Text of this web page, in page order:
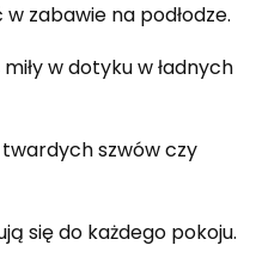
zabawie na podłodze.
w dotyku w ładnych
szwów czy
się do każdego pokoju.